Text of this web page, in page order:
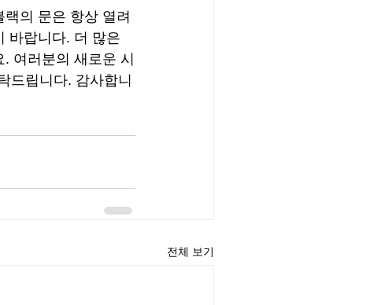
의 문은 항상 열려
바랍니다. 더 많은
여러분의 새로운 시
드립니다. 감사합니
전체 보기